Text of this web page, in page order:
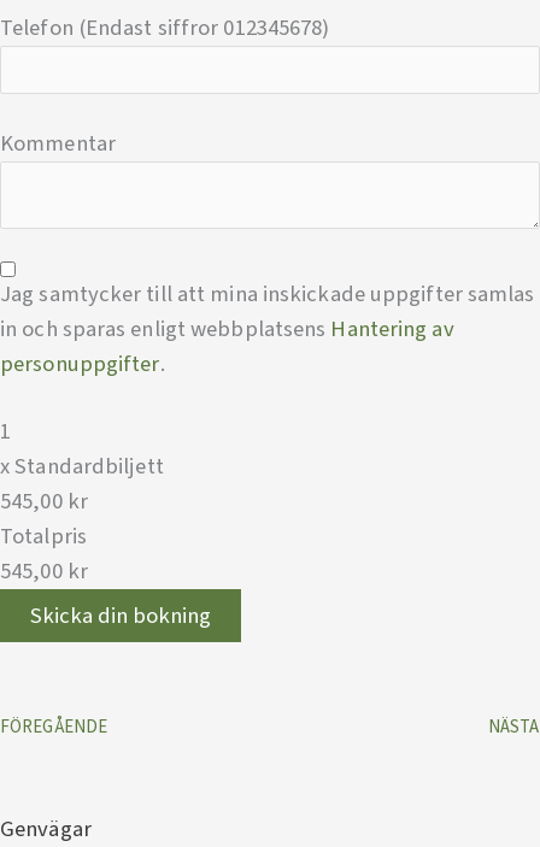
Telefon (Endast siffror 012345678)
Kommentar
Jag samtycker till att mina inskickade uppgifter samlas
in och sparas enligt webbplatsens Hantering av
personuppgifter.
1
xStandardbiljett
545,00 kr
Totalpris
545,00 kr
FÖREGÅENDE NÄSTA
Genvägar